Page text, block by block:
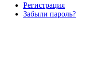
Регистрация
Забыли пароль?